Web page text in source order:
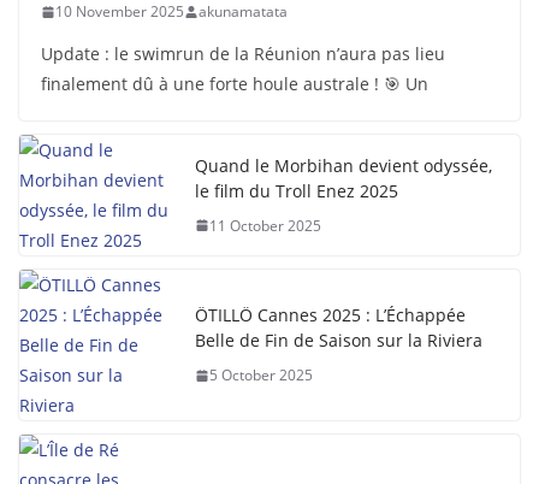
10 November 2025 akunamatata
Update : le swimrun de la Réunion n’aura pas lieu
finalement dû à une forte houle australe ! 🎯 Un
Quand le Morbihan devient odyssée,
le film du Troll Enez 2025
11 October 2025
ÖTILLÖ Cannes 2025 : L’Échappée
Belle de Fin de Saison sur la Riviera
5 October 2025